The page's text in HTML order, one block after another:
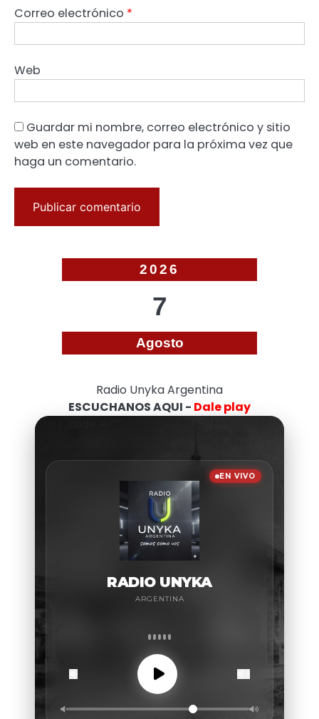
Correo electrónico *
Web
Guardar mi nombre, correo electrónico y sitio
web en este navegador para la próxima vez que
haga un comentario.
2026
7
Agosto
Radio Unyka Argentina
ESCUCHANOS AQUI - Dale play